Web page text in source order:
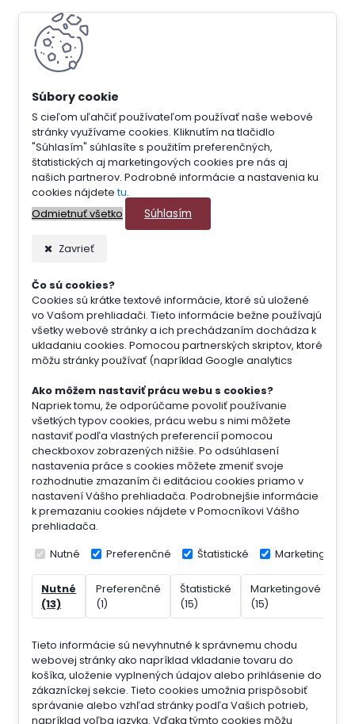
S cieľom uľahčiť používateľom používať naše webové
stránky využívame cookies. Kliknutím na tlačidlo
"Súhlasím" súhlasíte s použitím preferenčných,
štatistických aj marketingových cookies pre nás aj
našich partnerov. Podrobné informácie a nastavenia ku
cookies nájdete tu.
Odmietnuť všetko
Súhlasím
Zavrieť
Čo sú cookies?
Cookies sú krátke textové informácie, ktoré sú uložené
vo Vašom prehliadači. Tieto informácie bežne používajú
všetky webové stránky a ich prechádzaním dochádza k
ukladaniu cookies. Pomocou partnerských skriptov, ktoré
môžu stránky používať (napríklad Google analytics
Ako môžem nastaviť prácu webu s cookies?
Napriek tomu, že odporúčame povoliť používanie
všetkých typov cookies, prácu webu s nimi môžete
nastaviť podľa vlastných preferencií pomocou
checkboxov zobrazených nižšie. Po odsúhlasení
nastavenia práce s cookies môžete zmeniť svoje
rozhodnutie zmazaním či editáciou cookies priamo v
nastavení Vášho prehliadača. Podrobnejšie informácie
k premazaniu cookies nájdete v Pomocníkovi Vášho
prehliadača.
Nutné Preferenčné Štatistické Marketingové
Nutné
(13)
Preferenčné
(1)
Štatistické
(15)
Marketingové
(15)
Tieto informácie sú nevyhnutné k správnemu chodu
webovej stránky ako napríklad vkladanie tovaru do
košíka, uloženie vyplnených údajov alebo prihlásenie do
zákazníckej sekcie. Tieto cookies umožnia prispôsobiť
správanie alebo vzhľad stránky podľa Vašich potrieb,
napríklad voľba jazyka. Vďaka týmto cookies môžu